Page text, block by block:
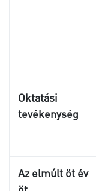
Oktatási
tevékenység
Az elmúlt öt év